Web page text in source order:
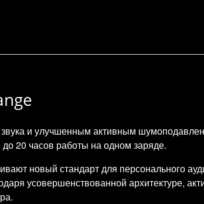
и улучшенным активным
20 часов работы на одном заряде.
новый стандарт для персонального
усовершенствованной архитектуре,